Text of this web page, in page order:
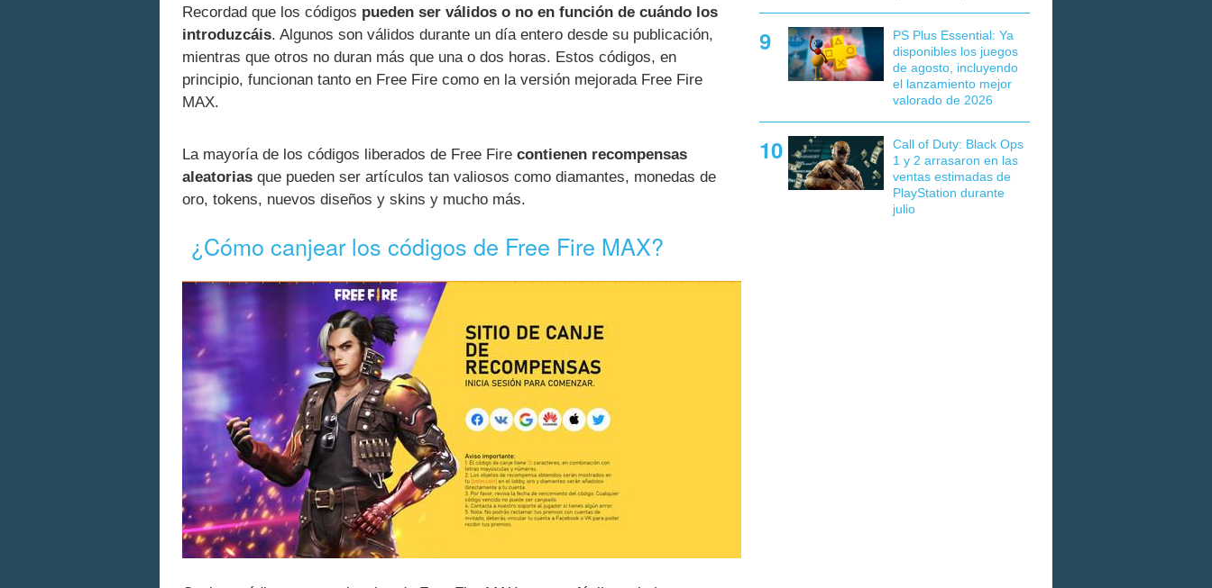
Recordad que los códigos pueden ser válidos o no en función de cuándo los
introduzcáis. Algunos son válidos durante un día entero desde su publicación,
mientras que otros no duran más que una o dos horas. Estos códigos, en
principio, funcionan tanto en Free Fire como en la versión mejorada Free Fire
MAX.
La mayoría de los códigos liberados de Free Fire contienen recompensas
aleatorias que pueden ser artículos tan valiosos como diamantes, monedas de
oro, tokens, nuevos diseños y skins y mucho más.
¿Cómo canjear los códigos de Free Fire MAX?
PS Plus Essential: Ya
disponibles los juegos
de agosto, incluyendo
el lanzamiento mejor
valorado de 2026
Call of Duty: Black Ops
1 y 2 arrasaron en las
ventas estimadas de
PlayStation durante
julio